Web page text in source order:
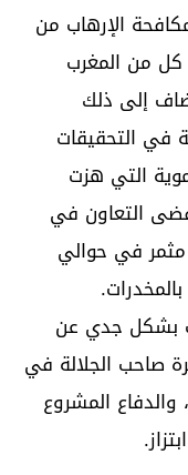
الإرهاب من
كل من المغرب
تنضاف إلى ذلك
في التحقيقات
التي هزت
أفضى التعاون في
مثمر في حوالي
بشكل جدي عن
صاحب الجلالة في
والدفاع المشروع